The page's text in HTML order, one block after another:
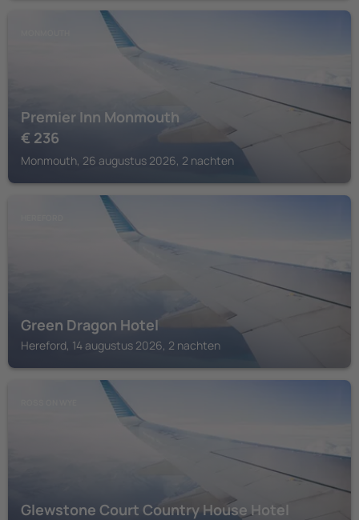
Premier Inn Monmouth
€ 236
Monmouth, 26 augustus 2026, 2 nachten
Green Dragon Hotel
Hereford, 14 augustus 2026, 2 nachten
Glewstone Court Country House Hotel